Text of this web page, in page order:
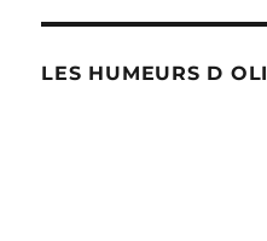
LES HUMEURS D OLI